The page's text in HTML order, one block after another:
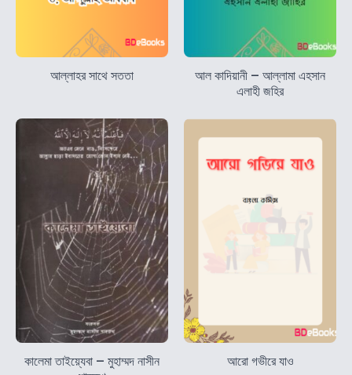
আল্লাহর সাথে সততা
আল কাদিয়ানী – আল্লামা এহসান
এলাহী জহির
কালেমা তাইয়্যেবা – মুহাম্মদ নাসীন
আরো গভীরে যাও